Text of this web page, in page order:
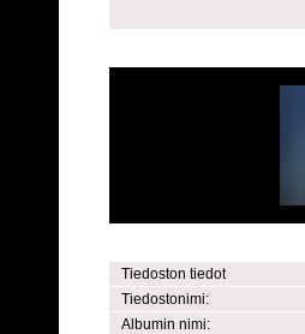
Tiedoston tiedot
Tiedostonimi:
Albumin nimi: